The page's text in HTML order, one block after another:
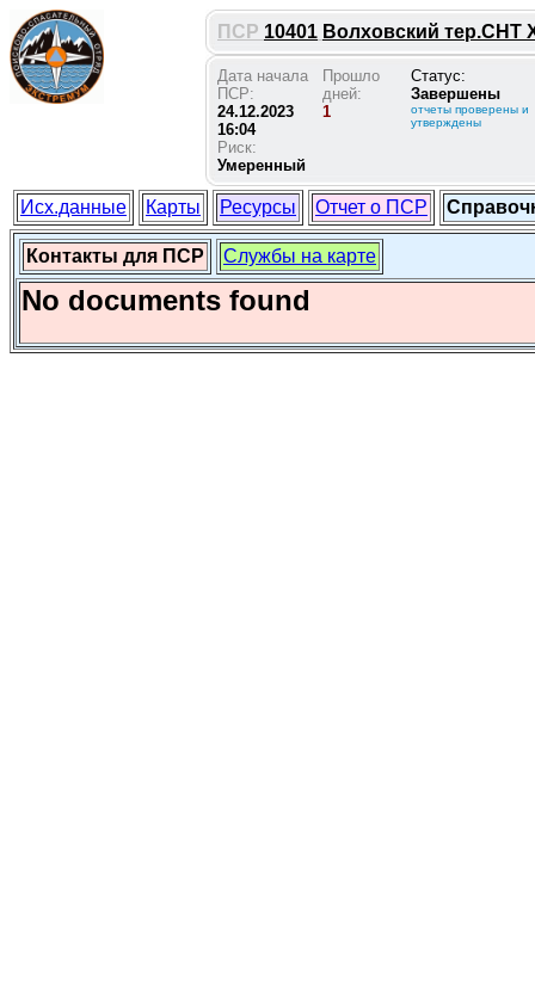
ПСР 10401 Волховский тер.СНТ
Дата начала
ПСР:
24.12.2023
16:04
Риск:
Умеренный
Прошло
дней:
1
Статус:
Завершены
отчеты проверены и
утверждены
Исх.данные Карты Ресурсы Отчет о ПСР
Контакты для ПСР Службы на карте
No documents found